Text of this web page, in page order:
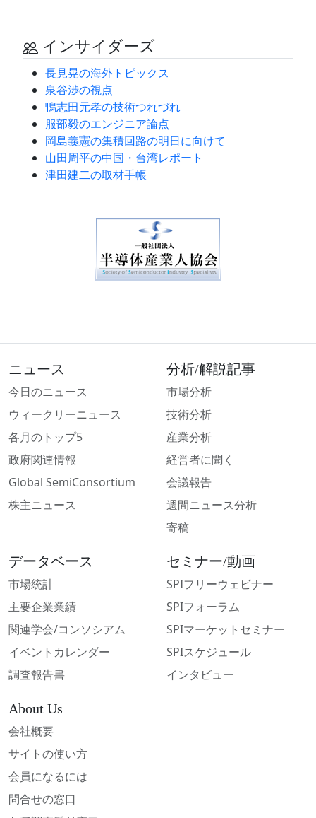
インサイダーズ
長見晃の海外トピックス
泉谷渉の視点
鴨志田元孝の技術つれづれ
服部毅のエンジニア論点
岡島義憲の集積回路の明日に向けて
山田周平の中国・台湾レポート
津田建二の取材手帳
ニュース
今日のニュース
ウィークリーニュース
各月のトップ5
政府関連情報
Global SemiConsortium
株主ニュース
分析/解説記事
市場分析
技術分析
産業分析
経営者に聞く
会議報告
週間ニュース分析
寄稿
データベース
市場統計
主要企業業績
関連学会/コンソシアム
イベントカレンダー
調査報告書
セミナー/動画
SPIフリーウェビナー
SPIフォーラム
SPIマーケットセミナー
SPIスケジュール
インタビュー
About Us
会社概要
サイトの使い方
会員になるには
問合せの窓口